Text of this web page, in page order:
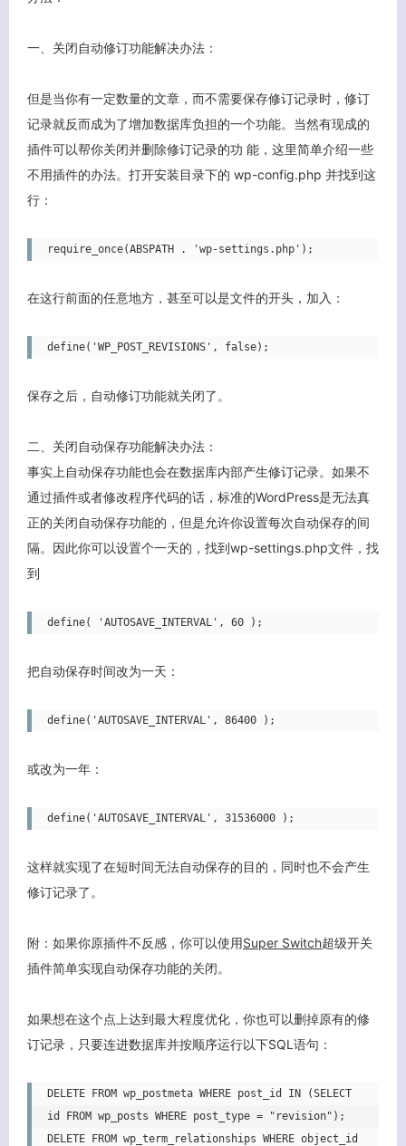
一、关闭自动修订功能解决办法：
但是当你有一定数量的文章，而不需要保存修订记录时，修订
记录就反而成为了增加数据库负担的一个功能。当然有现成的
插件可以帮你关闭并删除修订记录的功 能，这里简单介绍一些
不用插件的办法。打开安装目录下的 wp-config.php 并找到这
行：
require_once(ABSPATH . 'wp-settings.php');
在这行前面的任意地方，甚至可以是文件的开头，加入：
define('WP_POST_REVISIONS', false);
保存之后，自动修订功能就关闭了。
二、关闭自动保存功能解决办法：
事实上自动保存功能也会在数据库内部产生修订记录。如果不
通过插件或者修改程序代码的话，标准的WordPress是无法真
正的关闭自动保存功能的，但是允许你设置每次自动保存的间
隔。因此你可以设置个一天的，找到wp-settings.php文件，找
到
define( 'AUTOSAVE_INTERVAL', 60 );
把自动保存时间改为一天：
define('AUTOSAVE_INTERVAL', 86400 );
或改为一年：
define('AUTOSAVE_INTERVAL', 31536000 );
这样就实现了在短时间无法自动保存的目的，同时也不会产生
修订记录了。
附：如果你原插件不反感，你可以使用Super Switch超级开关
插件简单实现自动保存功能的关闭。
如果想在这个点上达到最大程度优化，你也可以删掉原有的修
订记录，只要连进数据库并按顺序运行以下SQL语句：
DELETE FROM wp_postmeta WHERE post_id IN (SELECT
id FROM wp_posts WHERE post_type = "revision");
DELETE FROM wp_term_relationships WHERE object_id
客服小美